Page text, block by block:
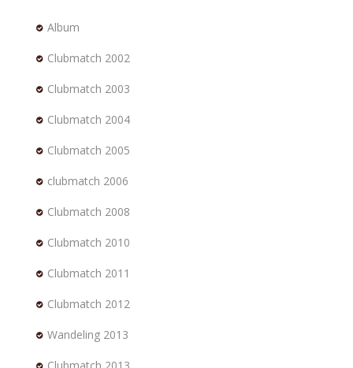
Album
Clubmatch 2002
Clubmatch 2003
Clubmatch 2004
Clubmatch 2005
clubmatch 2006
Clubmatch 2008
Clubmatch 2010
Clubmatch 2011
Clubmatch 2012
Wandeling 2013
Clubmatch 2013